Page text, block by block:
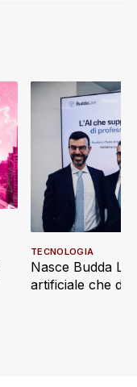
Nasce Budda
artificiale che
TECNOLOGIA